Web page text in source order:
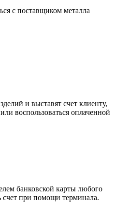
с поставщиком металла
и выставят счет клиенту,
воспользоваться оплаченной
банковской карты любого
счет при помощи терминала.